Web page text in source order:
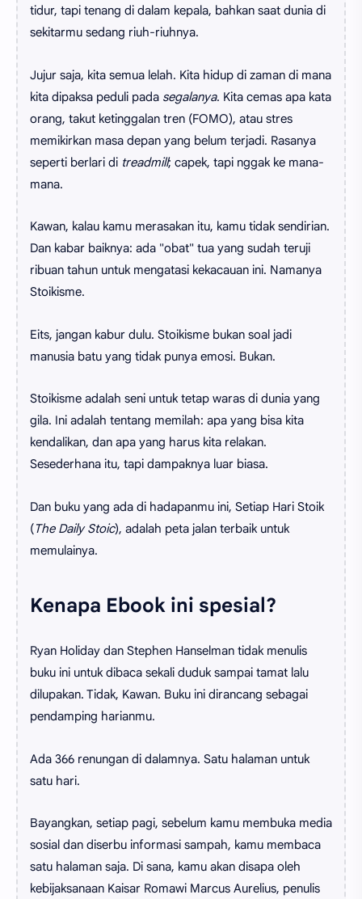
tidur, tapi tenang di dalam kepala, bahkan saat dunia di
sekitarmu sedang riuh-riuhnya.
Jujur saja, kita semua lelah. Kita hidup di zaman di mana
kita dipaksa peduli pada segalanya. Kita cemas apa kata
orang, takut ketinggalan tren (FOMO), atau stres
memikirkan masa depan yang belum terjadi. Rasanya
seperti berlari di treadmill; capek, tapi nggak ke mana-
mana.
Kawan, kalau kamu merasakan itu, kamu tidak sendirian.
Dan kabar baiknya: ada "obat" tua yang sudah teruji
ribuan tahun untuk mengatasi kekacauan ini. Namanya
Stoikisme.
Eits, jangan kabur dulu. Stoikisme bukan soal jadi
manusia batu yang tidak punya emosi. Bukan.
Stoikisme adalah seni untuk tetap waras di dunia yang
gila. Ini adalah tentang memilah: apa yang bisa kita
kendalikan, dan apa yang harus kita relakan.
Sesederhana itu, tapi dampaknya luar biasa.
Dan buku yang ada di hadapanmu ini, Setiap Hari Stoik
(The Daily Stoic), adalah peta jalan terbaik untuk
memulainya.
Kenapa Ebook ini spesial?
Ryan Holiday dan Stephen Hanselman tidak menulis
buku ini untuk dibaca sekali duduk sampai tamat lalu
dilupakan. Tidak, Kawan. Buku ini dirancang sebagai
pendamping harianmu.
Ada 366 renungan di dalamnya. Satu halaman untuk
satu hari.
Bayangkan, setiap pagi, sebelum kamu membuka media
sosial dan diserbu informasi sampah, kamu membaca
satu halaman saja. Di sana, kamu akan disapa oleh
kebijaksanaan Kaisar Romawi Marcus Aurelius, penulis